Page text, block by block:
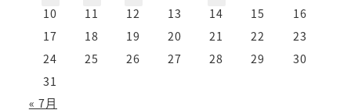
10
11 12 13 14 15
16
17
18 19 20 21 22
23
24
25 26 27 28 29
30
31
« 7月